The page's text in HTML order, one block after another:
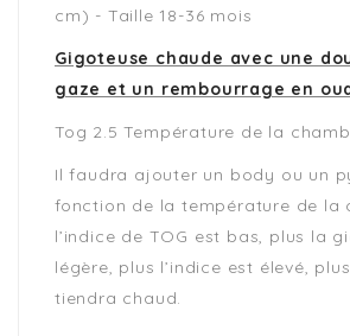
cm) - Taille 18-36 mois
Gigoteuse chaude avec une
gaze et un rembourrage en
Tog 2.5 Température de la
Il faudra ajouter un body ou un
fonction de la température de la
l’indice de TOG est bas, plus la
légère, plus l’indice est élevé,
tiendra chaud.